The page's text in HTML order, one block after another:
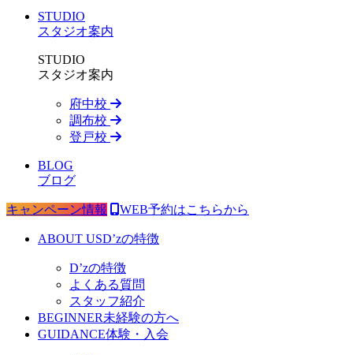
STUDIO
スタジオ案内
STUDIO
スタジオ案内
府中校
調布校
登戸校
BLOG
ブログ
キャンペーン情報 WEB予約はこちらから
ABOUT USD’zの特徴
D’zの特徴
よくある質問
スタッフ紹介
BEGINNER未経験の方へ
GUIDANCE体験・入会